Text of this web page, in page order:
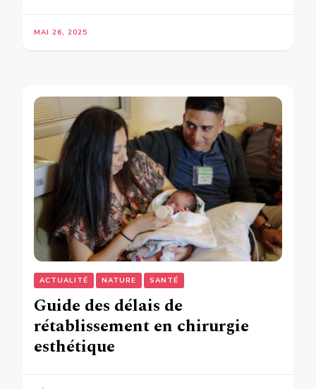
MAI 26, 2025
ACTUALITÉ NATURE SANTÉ
Guide des délais de
rétablissement en chirurgie
esthétique